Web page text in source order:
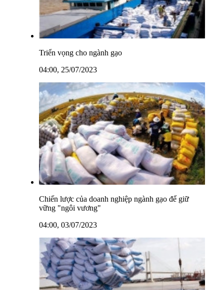
Triển vọng cho ngành gạo
04:00, 25/07/2023
Chiến lược của doanh nghiệp ngành gạo để giữ
vững "ngôi vương"
04:00, 03/07/2023